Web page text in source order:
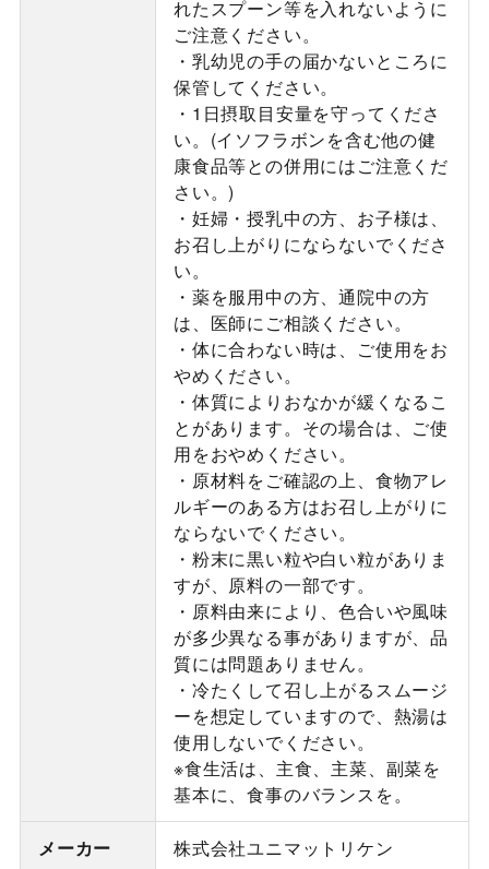
れたスプーン等を入れないように
ご注意ください。
・乳幼児の手の届かないところに
保管してください。
・1日摂取目安量を守ってくださ
い。(イソフラボンを含む他の健
康食品等との併用にはご注意くだ
さい。)
・妊婦・授乳中の方、お子様は、
お召し上がりにならないでくださ
い。
・薬を服用中の方、通院中の方
は、医師にご相談ください。
・体に合わない時は、ご使用をお
やめください。
・体質によりおなかが緩くなるこ
とがあります。その場合は、ご使
用をおやめください。
・原材料をご確認の上、食物アレ
ルギーのある方はお召し上がりに
ならないでください。
・粉末に黒い粒や白い粒がありま
すが、原料の一部です。
・原料由来により、色合いや風味
が多少異なる事がありますが、品
質には問題ありません。
・冷たくして召し上がるスムージ
ーを想定していますので、熱湯は
使用しないでください。
※食生活は、主食、主菜、副菜を
基本に、食事のバランスを。
メーカー 株式会社ユニマットリケン